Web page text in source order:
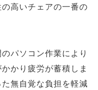
高いチェアの一番の
パソコン作業により
かり疲労が蓄積しま
無自覚な負担を軽減